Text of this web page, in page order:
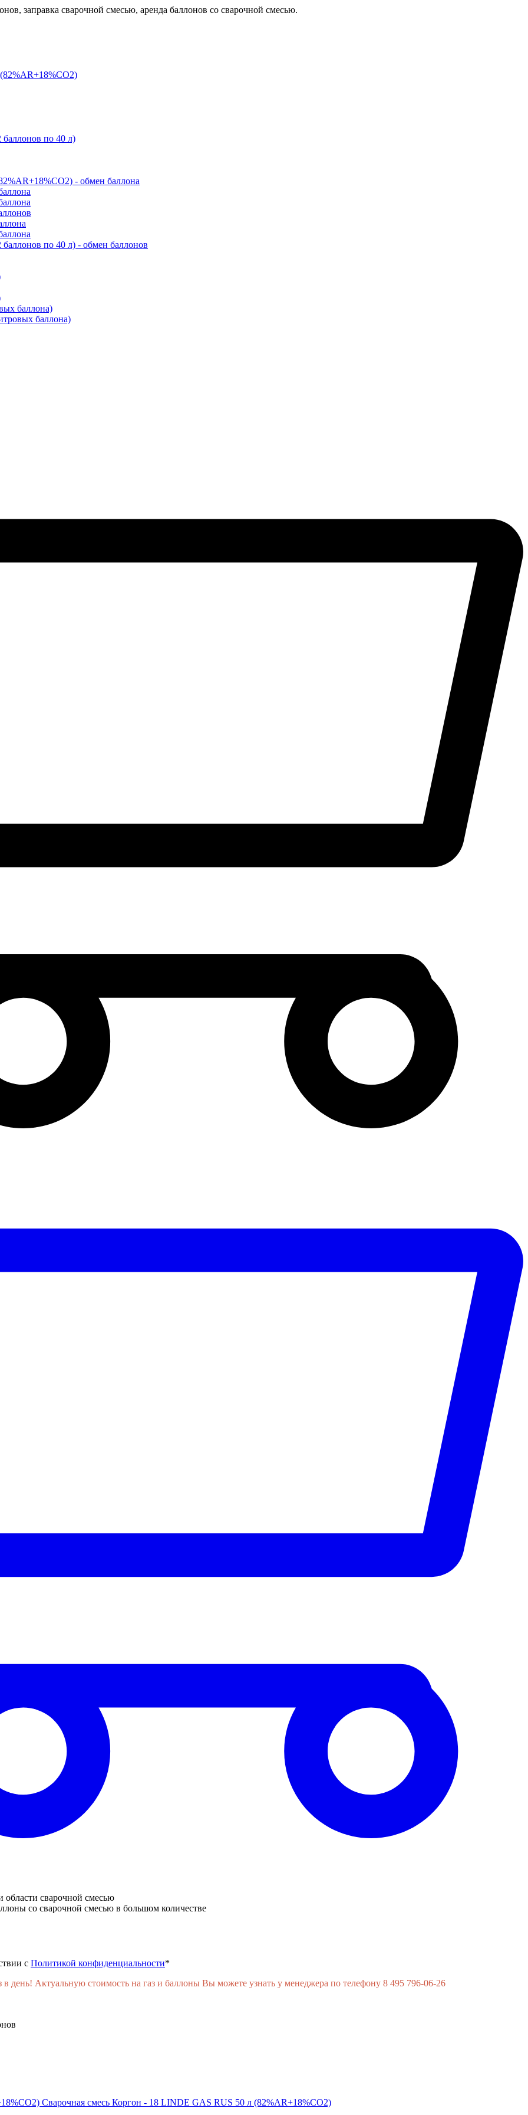
заправка сварочной смесью, аренда баллонов со сварочной смесью.
по 40 л)
- обмен баллона
по 40 л) - обмен баллонов
баллона)
баллона)
сварочной смесью
со сварочной смесью в большом количестве
с Политикой конфиденциальности*
Актуальную стоимость на газ и баллоны Вы можете узнать у менеджера по телефону 8 495 796-06-26
Сварочная смесь Коргон - 18 LINDE GAS RUS 50 л (82%AR+18%CO2)